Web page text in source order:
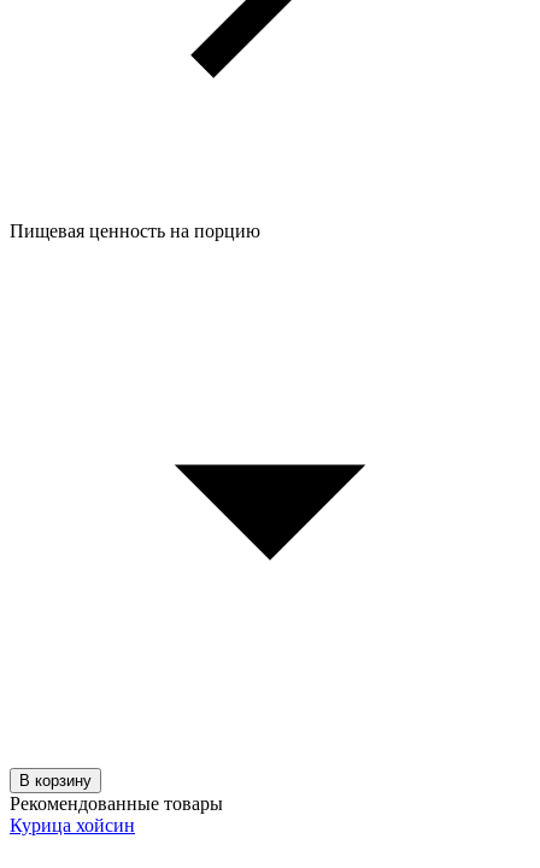
Пищевая ценность на порцию
В корзину
Рекомендованные товары
Курица хойсин